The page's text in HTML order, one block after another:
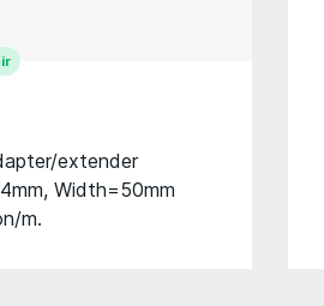
extender
Width=50mm
m.